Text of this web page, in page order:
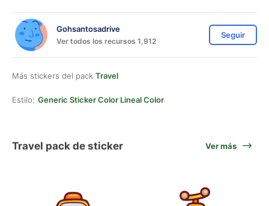
Gohsantosadrive
Ver todos los recursos 1,912
Seguir
Más stickers del pack Travel
Estilo: Generic Sticker Color Lineal Color
Travel pack de sticker Ver más